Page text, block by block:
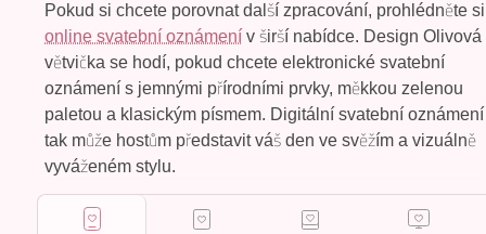
Pokud si chcete porovnat další zpracování, prohlédněte si
online svatební oznámení v širší nabídce. Design Olivová
větvička se hodí, pokud chcete elektronické svatební
oznámení s jemnými přírodními prvky, měkkou zelenou
paletou a klasickým písmem. Digitální svatební oznámení
tak může hostům představit váš den ve svěžím a vizuálně
vyváženém stylu.